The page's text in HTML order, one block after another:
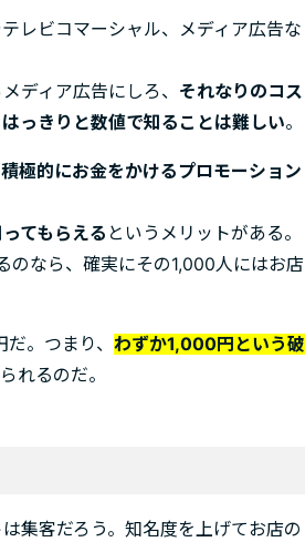
レビコマーシャル、メディア広告な
ディア広告にしろ、 それなりのコス
はっきりと数値で知ることは難しい。
積極的にお金をかけるプロモーション
てもらえる というメリットがある。
のなら、確実にその1,000人にはお店
だ。つまり、わずか1,000円という破
れるのだ。
集客だろう。知名度を上げてお店の